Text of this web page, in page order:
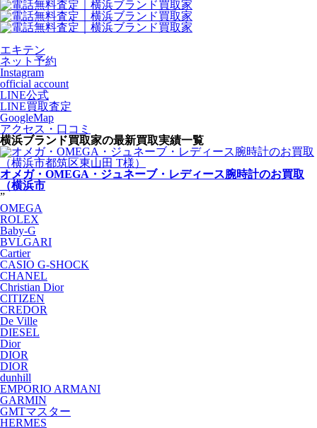
エキテン
ネット予約
Instagram
official account
LINE公式
LINE買取査定
GoogleMap
アクセス・口コミ
横浜ブランド買取家の最新買取実績一覧
オメガ・OMEGA・ジュネーブ・レディース腕時計のお買取
（横浜市
”
OMEGA
ROLEX
Baby-G
BVLGARI
Cartier
CASIO G-SHOCK
CHANEL
Christian Dior
CITIZEN
CREDOR
De Ville
DIESEL
Dior
DIOR
DIOR
dunhill
EMPORIO ARMANI
GARMIN
GMTマスター
HERMES